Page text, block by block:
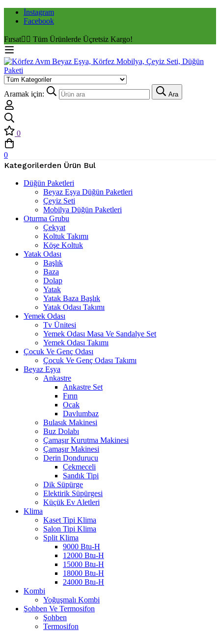
İnstagram
Facebook
Fırsat✌🏼 Tüm Ürünlerde Üçretsiz Kargo!
Aramak için: Ara
0
0
Kategorilerden Ürün Bul
Düğün Paketleri
Beyaz Eşya Düğün Paketleri
Çeyiz Seti
Mobilya Düğün Paketleri
Oturma Grubu
Çekyat
Koltuk Takımı
Köşe Koltuk
Yatak Odası
Başlık
Baza
Dolap
Yatak
Yatak Baza Başlık
Yatak Odası Takımı
Yemek Odası
Tv Ünitesi
Yemek Odası Masa Ve Sandalye Set
Yemek Odası Takımı
Çocuk Ve Genç Odası
Çocuk Ve Genç Odası Takımı
Beyaz Eşya
Ankastre
Ankastre Set
Fırın
Ocak
Davlumbaz
Bulasık Makinesi
Buz Dolabı
Çamaşır Kurutma Makinesi
Çamaşır Makinesi
Derin Dondurucu
Çekmeceli
Sandık Tipi
Dik Süpürge
Elektirik Süpürgesi
Küçük Ev Aletleri
Klima
Kaset Tipi Klima
Salon Tipi Klima
Split Klima
9000 Btu-H
12000 Btu-H
15000 Btu-H
18000 Btu-H
24000 Btu-H
Kombi
Yoğuşmalı Kombi
Şohben Ve Termosifon
Şohben
Termosifon